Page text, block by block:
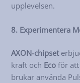
upplevelsen.
8. Experimentera
AXON-chipset
kraft och Eco för att
brukar använda